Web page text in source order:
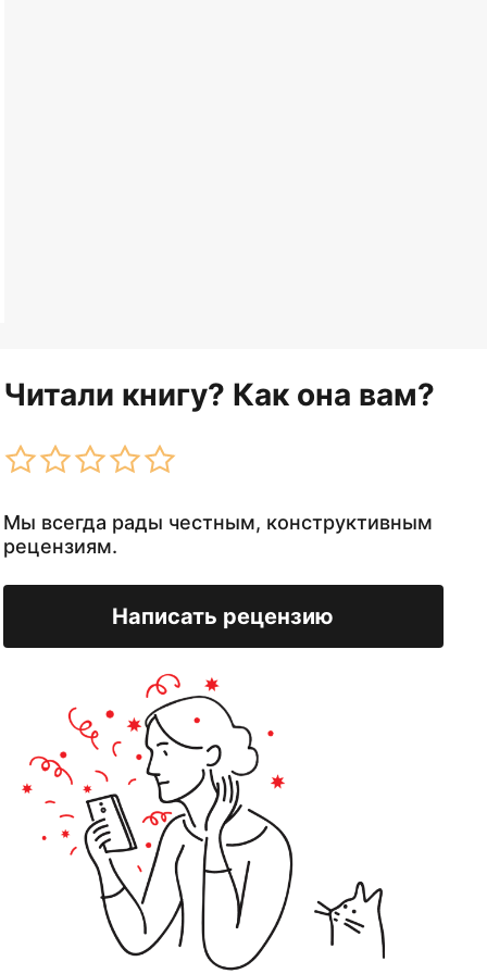
Читали книгу? Как она вам?
Мы всегда рады честным, конструктивным
рецензиям.
Написать рецензию